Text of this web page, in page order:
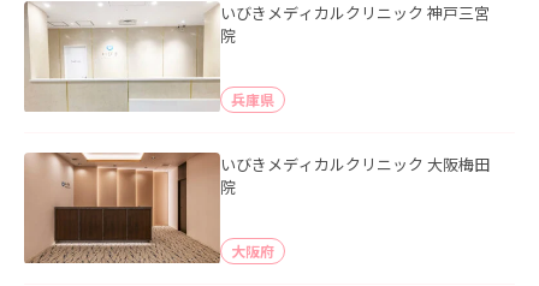
いびきメディカルクリニック 神戸三宮
院
兵庫県
いびきメディカルクリニック 大阪梅田
院
大阪府